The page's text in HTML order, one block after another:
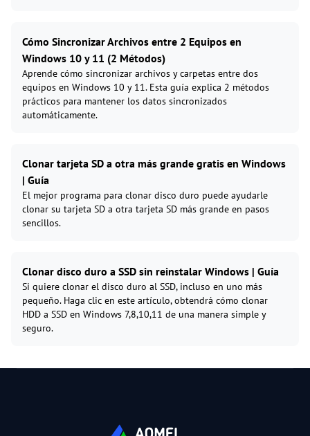
Cómo Sincronizar Archivos entre 2 Equipos en
Windows 10 y 11 (2 Métodos)
Aprende cómo sincronizar archivos y carpetas entre dos
equipos en Windows 10 y 11. Esta guía explica 2 métodos
prácticos para mantener los datos sincronizados
automáticamente.
Clonar tarjeta SD a otra más grande gratis en Windows
| Guía
El mejor programa para clonar disco duro puede ayudarle
clonar su tarjeta SD a otra tarjeta SD más grande en pasos
sencillos.
Clonar disco duro a SSD sin reinstalar Windows | Guía
Si quiere clonar el disco duro al SSD, incluso en uno más
pequeño. Haga clic en este artículo, obtendrá cómo clonar
HDD a SSD en Windows 7,8,10,11 de una manera simple y
seguro.